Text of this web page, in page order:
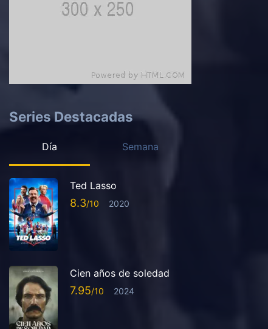
Series Destacadas
Día Semana
Ted Lasso
8.3 2020
Cien años de soledad
7.95 2024